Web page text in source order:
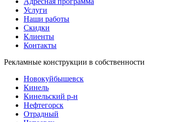
Услуги
Наши работы
Скидки
Клиенты
Контакты
Рекламные конструкции в собственности
Новокуйбышевск
Кинель
Кинельский р-н
Нефтегорск
Отрадный